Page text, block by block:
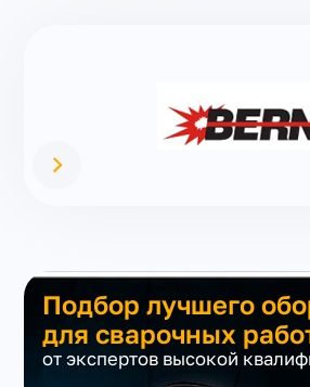
Подбор лучшего
для сварочных
от экспертов высокой